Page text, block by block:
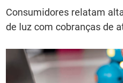
Consumidores relatam
de luz com cobranças de